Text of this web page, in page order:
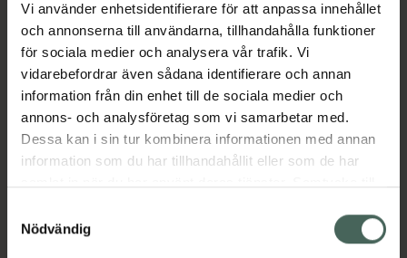
Vi använder enhetsidentifierare för att anpassa innehållet
och annonserna till användarna, tillhandahålla funktioner
för sociala medier och analysera vår trafik. Vi
vidarebefordrar även sådana identifierare och annan
information från din enhet till de sociala medier och
annons- och analysföretag som vi samarbetar med.
Dessa kan i sin tur kombinera informationen med annan
information som du har tillhandahållit eller som de har
återkalla ditt samtycke via webbplatsens
cookieinställningar. Ett återkallat samtycke påverkar inte
Nödvändig
Aktuella erbjudanden
Beskrivning Dölj
EAN:08427711321491